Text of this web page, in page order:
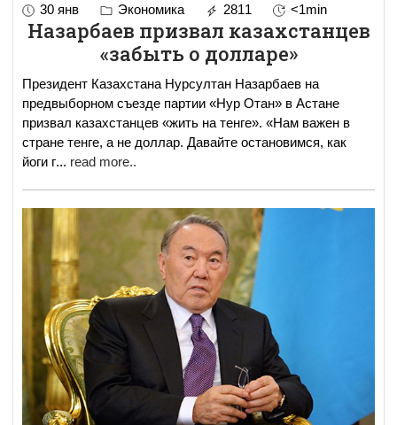
30 янв Экономика 2811 <1min
Назарбаев призвал казахстанцев
«забыть о долларе»
Президент Казахстана Нурсултан Назарбаев на
предвыборном съезде партии «Нур Отан» в Астане
призвал казахстанцев «жить на тенге». «Нам важен в
стране тенге, а не доллар. Давайте остановимся, как
йоги г... read more..